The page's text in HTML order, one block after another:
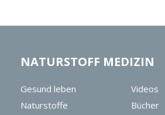
NATURSTOFF MEDIZIN
Gesund leben
Naturstoffe
Videos
Bücher